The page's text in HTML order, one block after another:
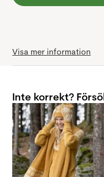
Visa mer information
Inte korrekt?